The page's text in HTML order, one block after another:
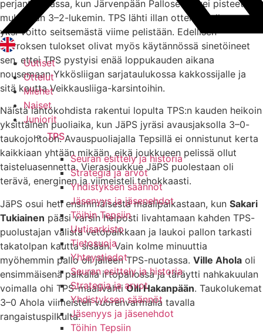
Uutiset
Ottelut
Miehet
Naiset
Juniorit
TPS
Seuran esittely ja historia
Strategia ja arvot
Yhdistyksen säännöt
Jäsenyys ja jäsenehdot
Töihin Tepsiin
Uutisarkisto
Tietosuoja
Yhteystiedot
Seuran esittely ja historia
Strategia ja arvot
Yhdistyksen säännöt
Jäsenyys ja jäsenehdot
Töihin Tepsiin
perjantai-illassa, kun Järvenpään Palloseura vei pisteet
mukanaan 3–2-lukemin. TPS lähti illan otteluun allaan vain
yksi voitto seitsemästä viime pelistään. Edellisen
kierroksen tulokset olivat myös käytännössä sinetöineet
sen, ettei TPS pystyisi enää loppukauden aikana
nousemaan Ykkösliigan sarjataulukossa kakkossijalle ja
sitä kautta Veikkausliiga-karsintoihin.
Näistä lähtökohdista rakentui lopulta TPS:n kauden heikoin
yksittäinen puoliaika, kun JäPS jyräsi avausjaksolla 3–0-
taukojohtoon. Avauspuoliajalla Tepsillä ei onnistunut kerta
kaikkiaan yhtään mikään, eikä joukkueen pelissä ollut
taisteluasennetta. Vierasjoukkue JäPS puolestaan oli
terävä, energinen ja viimeisteli tehokkaasti.
JäPS osui heti ensimmäisestä maalipaikastaan, kun Sakari
Tukiainen pääsi varsin helposti livahtamaan kahden TPS-
puolustajan välistä vetopaikkaan ja laukoi pallon tarkasti
takatolpan kautta sisään. Vain kolme minuuttia
myöhemmin pallo oli jälleen TPS-nuotassa. Ville Ahola oli
ensimmäisenä paikalla irtopallossa ja täräytti nahkakuulan
voimalla ohi TPS-maalivahtiOlli Hakanpään. Taukolukemat
3–0 Ahola viimeisteli vuorenvarmalla tavalla
rangaistuspilkulta.